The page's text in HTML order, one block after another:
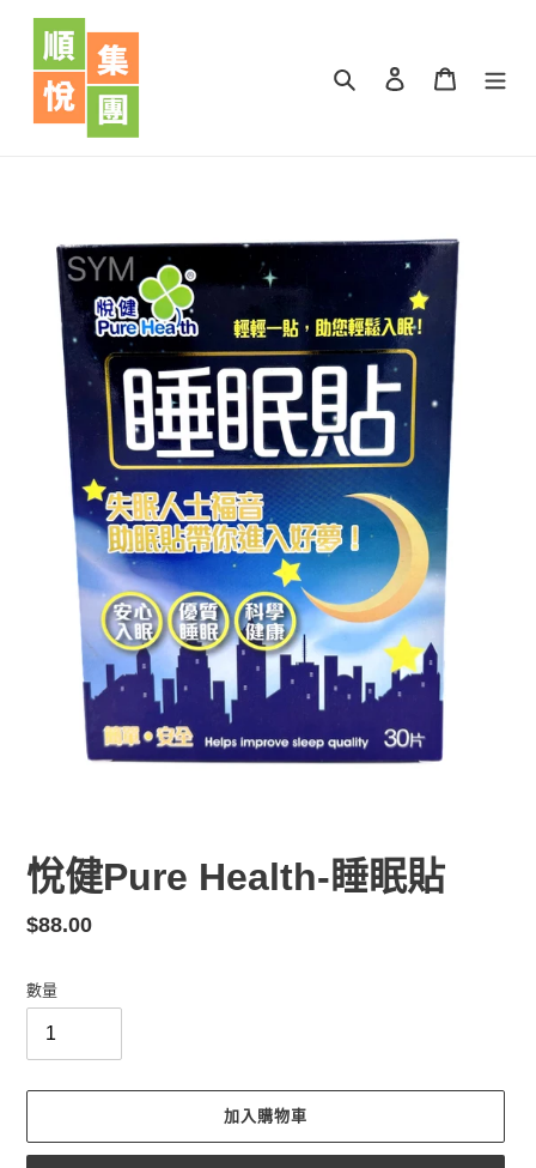
搜尋 登入 購物車
悅健Pure Health-睡眠貼
定
$88.00
數量
加入購物車